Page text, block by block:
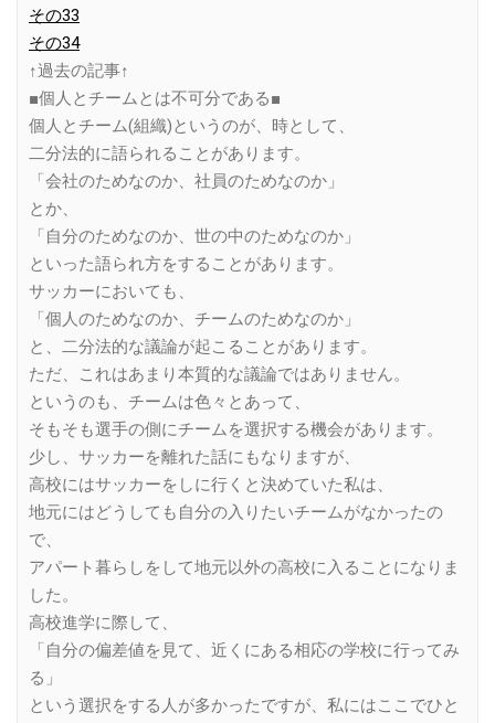
その33
その34
↑過去の記事↑
■個人とチームとは不可分である■
個人とチーム(組織)というのが、時として、
二分法的に語られることがあります。
「会社のためなのか、社員のためなのか」
とか、
「自分のためなのか、世の中のためなのか」
といった語られ方をすることがあります。
サッカーにおいても、
「個人のためなのか、チームのためなのか」
と、二分法的な議論が起こることがあります。
ただ、これはあまり本質的な議論ではありません。
というのも、チームは色々とあって、
そもそも選手の側にチームを選択する機会があります。
少し、サッカーを離れた話にもなりますが、
高校にはサッカーをしに行くと決めていた私は、
地元にはどうしても自分の入りたいチームがなかったの
で、
アパート暮らしをして地元以外の高校に入ることになりま
した。
高校進学に際して、
「自分の偏差値を見て、近くにある相応の学校に行ってみ
る」
という選択をする人が多かったですが、私にはここでひと